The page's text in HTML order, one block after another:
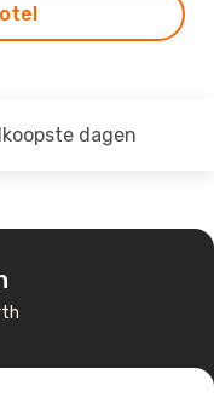
dagen